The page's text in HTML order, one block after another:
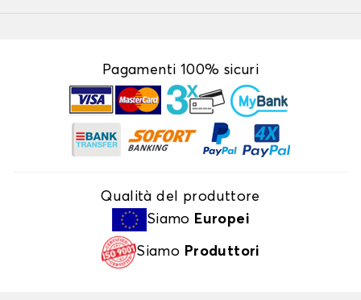
Pagamenti 100% sicuri
Qualità del produttore
Siamo Europei
Siamo Produttori